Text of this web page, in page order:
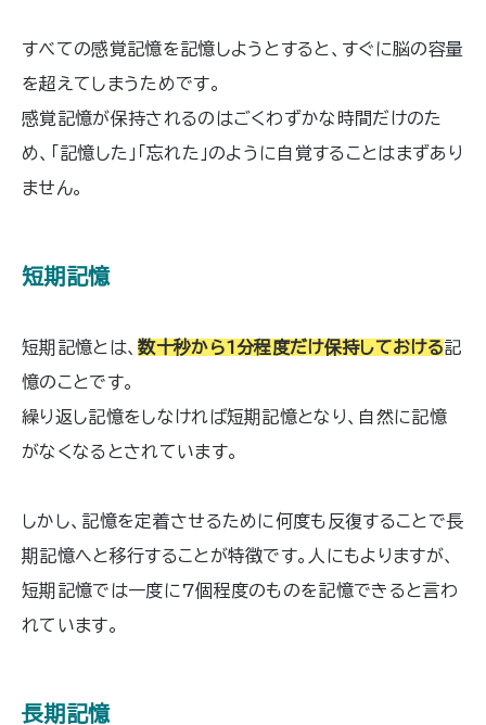
すべての感覚記憶を記憶しようとすると、すぐに脳の容量
を超えてしまうためです。
感覚記憶が保持されるのはごくわずかな時間だけのた
め、「記憶した」「忘れた」のように自覚することはまずあり
ません。
短期記憶
短期記憶とは、数十秒から1分程度だけ保持しておける記
憶のことです。
繰り返し記憶をしなければ短期記憶となり、自然に記憶
がなくなるとされています。
しかし、記憶を定着させるために何度も反復することで長
期記憶へと移行することが特徴です。人にもよりますが、
短期記憶では一度に7個程度のものを記憶できると言わ
れています。
長期記憶